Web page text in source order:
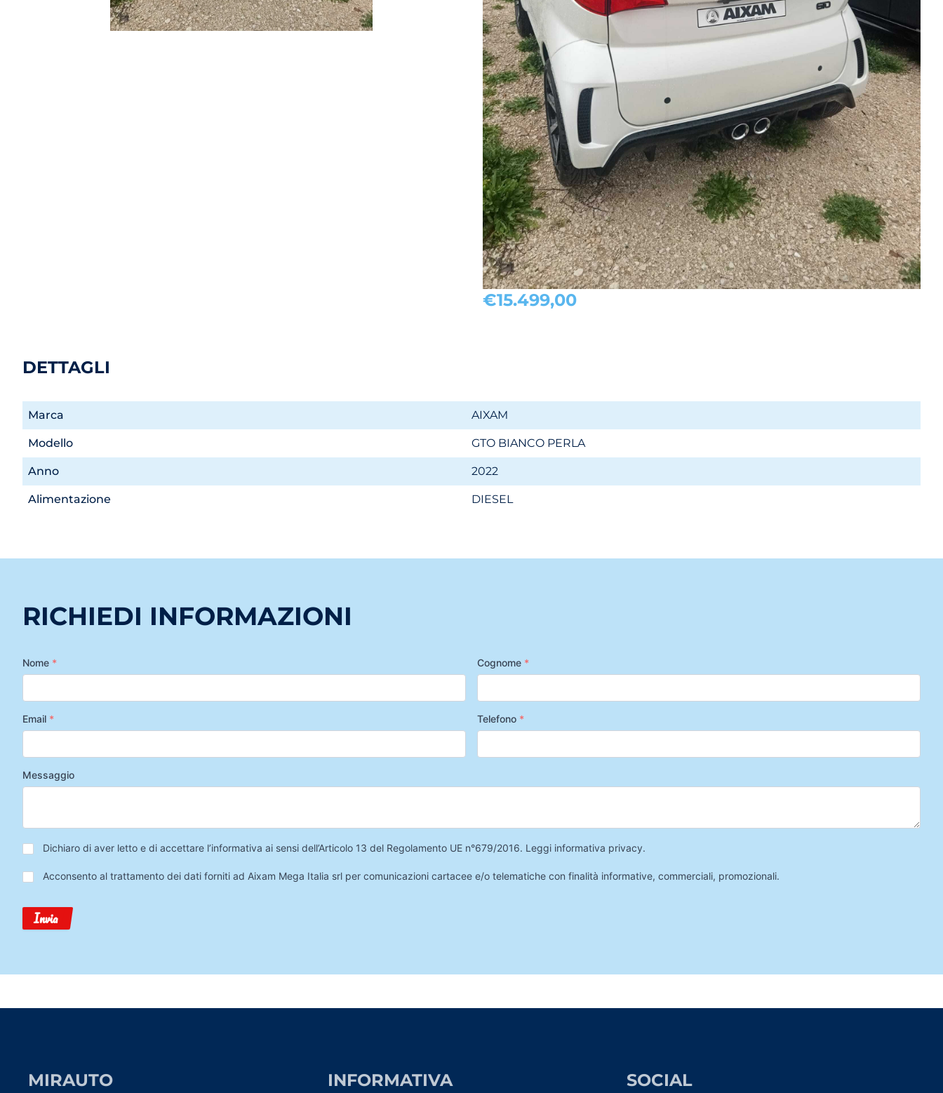
€15.499,00
DETTAGLI
Marca AIXAM
Modello GTO BIANCO PERLA
Anno 2022
Alimentazione DIESEL
RICHIEDI INFORMAZIONI
Nome * Cognome *
Email * Telefono *
Messaggio
Privacy*
Dichiaro di aver letto e di accettare l’informativa ai sensi dell’Articolo 13 del Regolamento UE n°679/2016. Leggi informativa privacy.
Trattamento
Dati
Acconsento al trattamento dei dati forniti ad Aixam Mega Italia srl per comunicazioni cartacee e/o telematiche con finalità informative, commerciali, promozionali.
Invia
MIRAUTO INFORMATIVA SOCIAL